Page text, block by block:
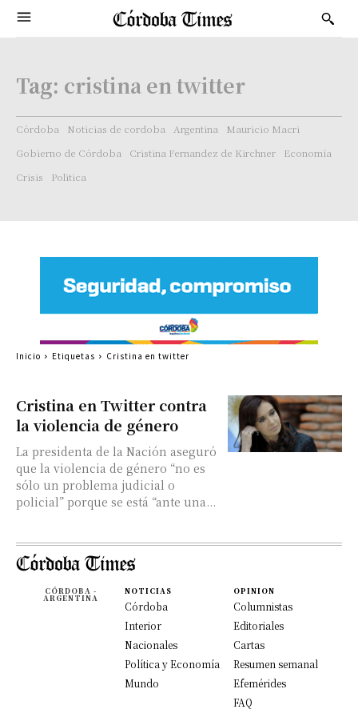
Tag: cristina en twitter
Córdoba Noticias de cordoba Argentina
Mauricio Macri
Gobierno de Córdoba
Cristina Fernandez de Kirchner
Economía
Crisis
Politica
Cristina en Twitter contra
la violencia de género
La presidenta de la Nación aseguró
que la violencia de género “no es
sólo un problema judicial o
policial” porque se está “ante una...
Inicio Etiquetas Cristina en twitter
CÓRDOBA -
ARGENTINA
NOTICIAS
Córdoba
Interior
Nacionales
Política y Economía
Mundo
OPINION
Columnistas
Editoriales
Cartas
Resumen semanal
Efemérides
FAQ